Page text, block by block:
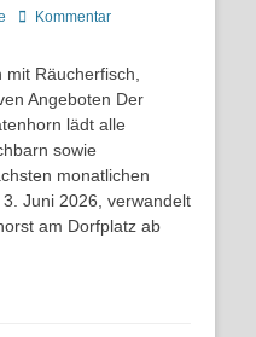
Kommentar
Räucherfisch,
Angeboten Der
lädt alle
sowie
monatlichen
Juni 2026, verwandelt
am Dorfplatz ab